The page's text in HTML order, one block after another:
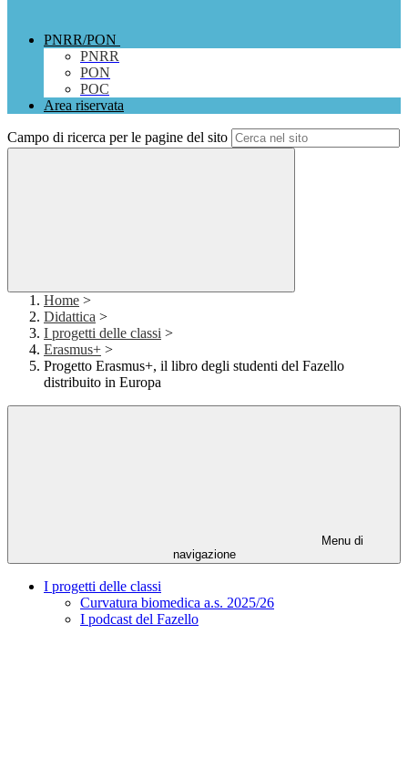
PNRR/PON
PNRR
PON
POC
Area riservata
Campo di ricerca per le pagine del sito
Home >
Didattica >
I progetti delle classi >
Erasmus+ >
Progetto Erasmus+, il libro degli studenti del Fazello
distribuito in Europa
Menu di
navigazione
I progetti delle classi
Curvatura biomedica a.s. 2025/26
I podcast del Fazello